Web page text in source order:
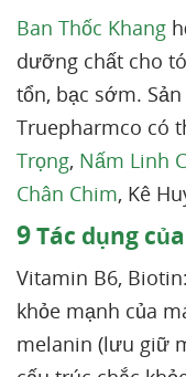
Ban Thốc Khang
dưỡng chất cho
tổn, bạc sớm.
Truepharmco có
Trọng, Nấm Linh
Chân Chim, Kê
9Tác dụng
Vitamin B6,
khỏe mạnh của
melanin (lưu giữ